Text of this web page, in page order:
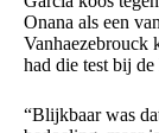
Onana als een
Vanhaezebrouck
had die test bij
“Blijkbaar was